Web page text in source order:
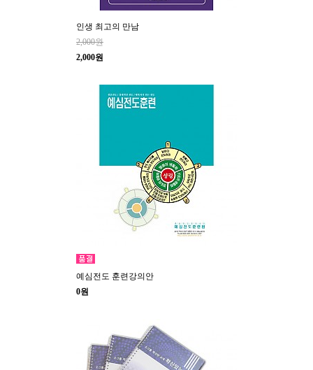
인생 최고의 만남
2,000원
2,000원
예심전도 훈련강의안
0원